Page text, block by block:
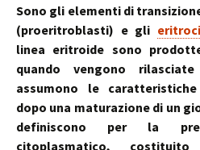
Sono gli elementi di
(proeritroblasti) e gli
linea eritroide sono
quando vengono
assumono le
dopo una maturazione di un
definiscono per la
citoplasmatico,